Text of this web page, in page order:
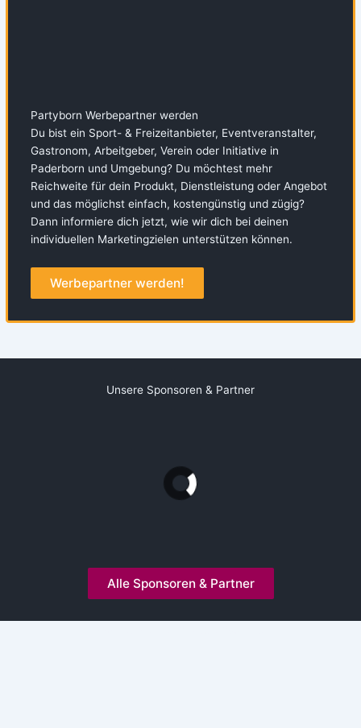
Partyborn Werbepartner werden
Du bist ein Sport- & Freizeitanbieter, Eventveranstalter,
Gastronom, Arbeitgeber, Verein oder Initiative in
Paderborn und Umgebung? Du möchtest mehr
Reichweite für dein Produkt, Dienstleistung oder Angebot
und das möglichst einfach, kostengünstig und zügig?
Dann informiere dich jetzt, wie wir dich bei deinen
individuellen Marketingzielen unterstützen können.
Werbepartner werden!
Unsere Sponsoren & Partner
Alle Sponsoren & Partner